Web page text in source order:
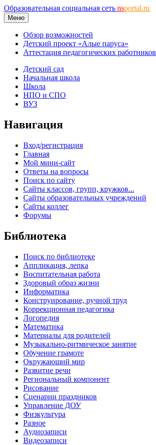
Образовательная социальная сеть nsportal.ru
Меню
Обзор возможностей
Детский проект «Алые паруса»
Аттестация педагогических работников
Детский сад
Начальная школа
Школа
НПО и СПО
ВУЗ
Навигация
Вход/регистрация
Главная
Мой мини-сайт
Ответы на вопросы
Поиск по сайту
Сайты классов, групп, кружков...
Сайты образовательных учреждений
Сайты коллег
Форумы
Библиотека
Поиск по библиотеке
Аппликация, лепка
Воспитательная работа
Здоровый образ жизни
Информатика
Конструирование, ручной труд
Коррекционная педагогика
Логопедия
Математика
Материалы для родителей
Музыкально-ритмическое занятие
Обучение грамоте
Окружающий мир
Развитие речи
Региональный компонент
Рисование
Сценарии праздников
Управление ДОУ
Физкультура
Разное
Аудиозаписи
Видеозаписи